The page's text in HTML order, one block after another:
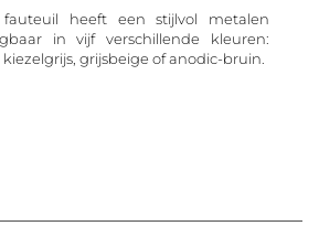
fauteuil heeft een stijlvol metalen
in vijf verschillende kleuren:
grijsbeige of anodic-bruin.